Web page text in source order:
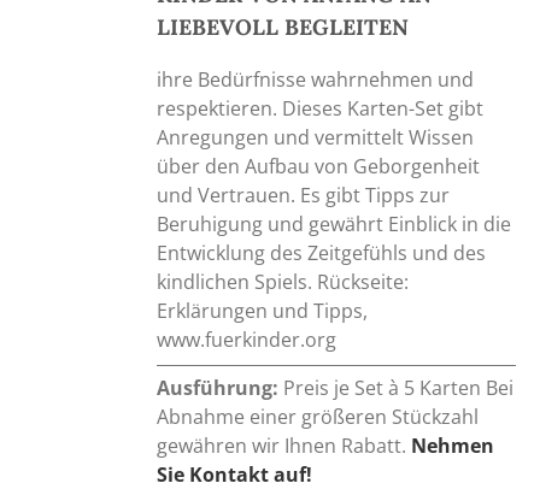
LIEBEVOLL BEGLEITEN
ihre Bedürfnisse wahrnehmen und
respektieren. Dieses Karten-Set gibt
Anregungen und vermittelt Wissen
über den Aufbau von Geborgenheit
und Vertrauen. Es gibt Tipps zur
Beruhigung und gewährt Einblick in die
Entwicklung des Zeitgefühls und des
kindlichen Spiels. Rückseite:
Erklärungen und Tipps,
www.fuerkinder.org
Ausführung: Preis je Set à 5 Karten Bei
Abnahme einer größeren Stückzahl
gewähren wir Ihnen Rabatt. Nehmen
Sie Kontakt auf!